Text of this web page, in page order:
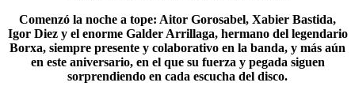
Comenzó la noche a tope: Aitor Gorosabel, Xabier Bastida,
Igor Diez y el enorme Galder Arrillaga, hermano del legendario
Borxa, siempre presente y colaborativo en la banda, y más aún
en este aniversario, en el que su fuerza y pegada siguen
sorprendiendo en cada escucha del disco.